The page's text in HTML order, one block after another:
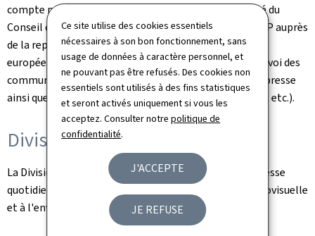
Ce site utilise des cookies essentiels
nécessaires à son bon fonctionnement, sans
usage de données à caractère personnel, et
ne pouvant pas être refusés. Des cookies non
essentiels sont utilisés à des fins statistiques
et seront activés uniquement si vous les
acceptez. Consulter notrepolitique de
confidentialité.
J'ACCEPTE
JE REFUSE
compte parmi ses membres le chargé du communiqué du
Conseil de gouvernement et l'attachée de presse du SIP auprès
de la représentation permanente auprès de l'Union
européenne. La Division est également chargée de l'envoi des
communiqués et notes aux rédactions aux organes de presse
ainsi que de l'édition de publications (brochures, livres, etc.).
Division revues de presse
La Division revues de presse compile trois revues de presse
quotidiennes, procède au monitoring de la presse audiovisuelle
et à l'envoi des dépêches des agences de presse.